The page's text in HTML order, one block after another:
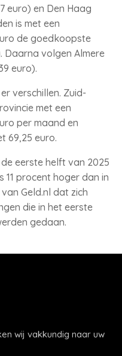
euro) en Den Haag
is met een
de goedkoopste
Daarna volgen Almere
euro).
verschillen. Zuid-
met een
per maand en
69,25 euro.
eerste helft van 2025
11 procent hoger dan in
Geld.nl dat zich
die in het eerste
gedaan.
wij vakkundig naar uw